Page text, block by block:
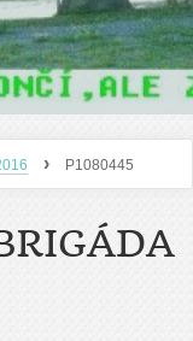
› P1080445